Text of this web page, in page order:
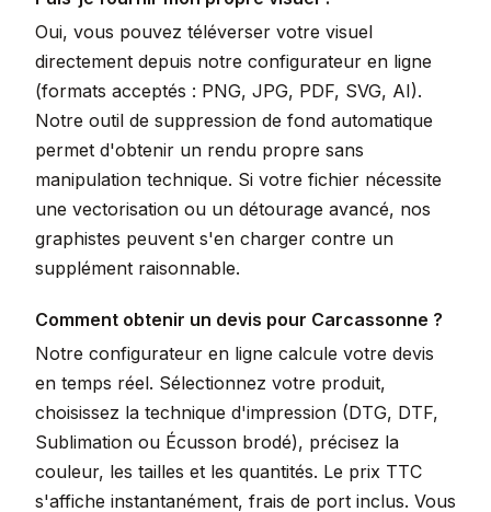
Oui, vous pouvez téléverser votre visuel
directement depuis notre configurateur en ligne
(formats acceptés : PNG, JPG, PDF, SVG, AI).
Notre outil de suppression de fond automatique
permet d'obtenir un rendu propre sans
manipulation technique. Si votre fichier nécessite
une vectorisation ou un détourage avancé, nos
graphistes peuvent s'en charger contre un
supplément raisonnable.
Comment obtenir un devis pour Carcassonne ?
Notre configurateur en ligne calcule votre devis
en temps réel. Sélectionnez votre produit,
choisissez la technique d'impression (DTG, DTF,
Sublimation ou Écusson brodé), précisez la
couleur, les tailles et les quantités. Le prix TTC
s'affiche instantanément, frais de port inclus. Vous